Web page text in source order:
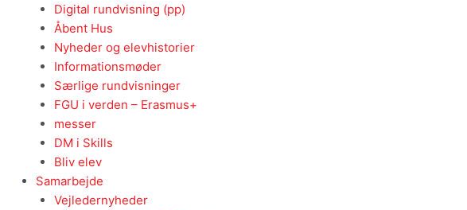
Digital rundvisning (pp)
Åbent Hus
Nyheder og elevhistorier
Informationsmøder
Særlige rundvisninger
FGU i verden – Erasmus+
messer
DM i Skills
Bliv elev
Samarbejde
Vejledernyheder